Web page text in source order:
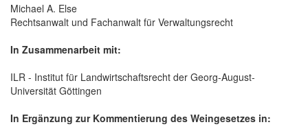
Michael A. Else
Rechtsanwalt und Fachanwalt für Verwaltungsrecht
In Zusammenarbeit mit:
ILR - Institut für Landwirtschaftsrecht der Georg-August-
Universität Göttingen
In Ergänzung zur Kommentierung des Weingesetzes in: